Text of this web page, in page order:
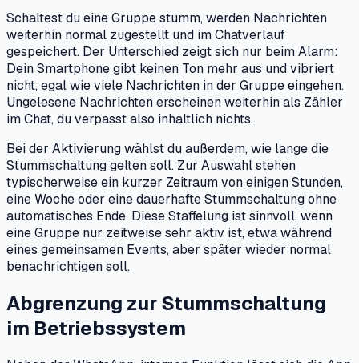
Schaltest du eine Gruppe stumm, werden Nachrichten
weiterhin normal zugestellt und im Chatverlauf
gespeichert. Der Unterschied zeigt sich nur beim Alarm:
Dein Smartphone gibt keinen Ton mehr aus und vibriert
nicht, egal wie viele Nachrichten in der Gruppe eingehen.
Ungelesene Nachrichten erscheinen weiterhin als Zähler
im Chat, du verpasst also inhaltlich nichts.
Bei der Aktivierung wählst du außerdem, wie lange die
Stummschaltung gelten soll. Zur Auswahl stehen
typischerweise ein kurzer Zeitraum von einigen Stunden,
eine Woche oder eine dauerhafte Stummschaltung ohne
automatisches Ende. Diese Staffelung ist sinnvoll, wenn
eine Gruppe nur zeitweise sehr aktiv ist, etwa während
eines gemeinsamen Events, aber später wieder normal
benachrichtigen soll.
Abgrenzung zur Stummschaltung
im Betriebssystem